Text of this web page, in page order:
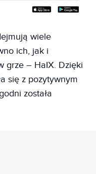
wiele
ich, jak i
grze – HaIX. Dzięki
się z pozytywnym
została